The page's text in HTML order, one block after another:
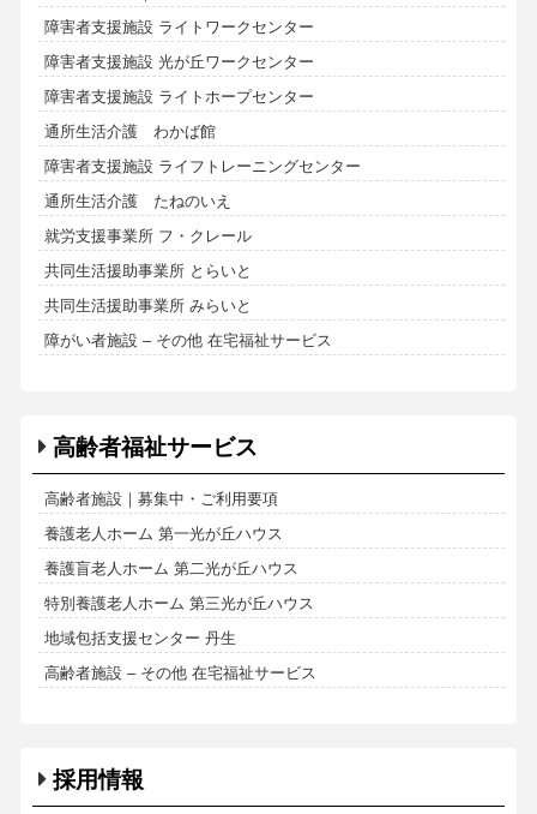
障害者支援施設 ライトワークセンター
障害者支援施設 光が丘ワークセンター
障害者支援施設 ライトホープセンター
通所生活介護 わかば館
障害者支援施設 ライフトレーニングセンター
通所生活介護 たねのいえ
就労支援事業所 フ・クレール
共同生活援助事業所 とらいと
共同生活援助事業所 みらいと
障がい者施設 – その他 在宅福祉サービス
高齢者福祉サービス
高齢者施設｜募集中・ご利用要項
養護老人ホーム 第一光が丘ハウス
養護盲老人ホーム 第二光が丘ハウス
特別養護老人ホーム 第三光が丘ハウス
地域包括支援センター 丹生
高齢者施設 – その他 在宅福祉サービス
採用情報